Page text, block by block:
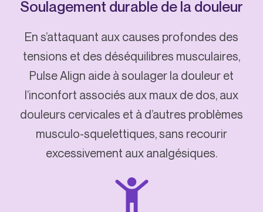
Soulagement durable de la douleur
En s’attaquant aux causes profondes des
tensions et des déséquilibres musculaires,
Pulse Align aide à soulager la douleur et
l’inconfort associés aux maux de dos, aux
douleurs cervicales et à d’autres problèmes
musculo-squelettiques, sans recourir
excessivement aux analgésiques.